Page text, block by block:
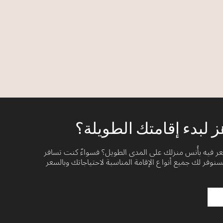
لبدء إقامتك الطويلة؟
بأُنس منزلك على المدى الطويل؟ فسواءٌ كنت تسافر
لك جميع أنواع الإقامة المناسبة لاحتياجاتك وبالسعر